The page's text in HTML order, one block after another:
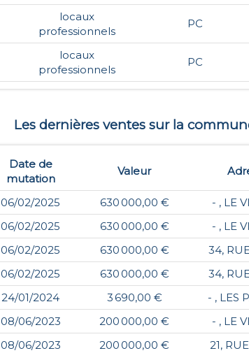
locaux
professionnels
PC
locaux
professionnels
PC
Les dernières ventes sur la
Date de
mutation
Valeur
06/02/2025 630 000,00 € - , LE
06/02/2025 630 000,00 € - , LE
06/02/2025 630 000,00 € 34,
06/02/2025 630 000,00 € 34,
24/01/2024 3 690,00 € - , LES
08/06/2023 200 000,00 € - , LE
08/06/2023 200 000,00 € 21,